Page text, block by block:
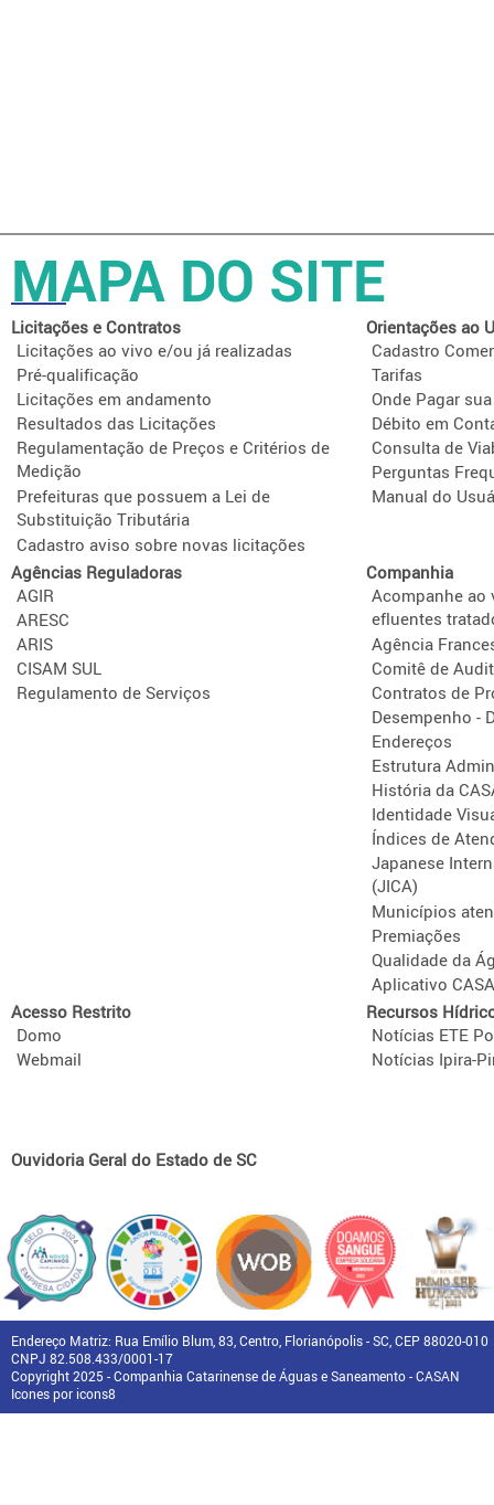
MAPA DO SITE
Licitações e Contratos
Licitações ao vivo e/ou já realizadas
Pré-qualificação
Licitações em andamento
Resultados das Licitações
Regulamentação de Preços e Critérios de
Medição
Prefeituras que possuem a Lei de
Substituição Tributária
Cadastro aviso sobre novas licitações
Orientações ao
Cadastro
Tarifas
Onde Pagar
Débito em
Consulta de
Perguntas
Manual do
Agências Reguladoras
AGIR
ARESC
ARIS
CISAM SUL
Regulamento de Serviços
Companhia
Acompanhe ao
efluentes
Agência
Comitê de
Contratos de
Desempenho -
Endereços
Estrutura
História da
Identidade
Índices de
Japanese
(JICA)
Municípios
Premiações
Qualidade da
Aplicativo
Acesso Restrito
Domo
Webmail
Recursos
Notícias ETE
Notícias Ipira-
Ouvidoria Geral do Estado de SC
Endereço Matriz: Rua Emílio Blum, 83, Centro, Florianópolis - SC, CEP 88020-010
CNPJ 82.508.433/0001-17
Copyright 2025 - Companhia Catarinense de Águas e Saneamento - CASAN
Icones por icons8